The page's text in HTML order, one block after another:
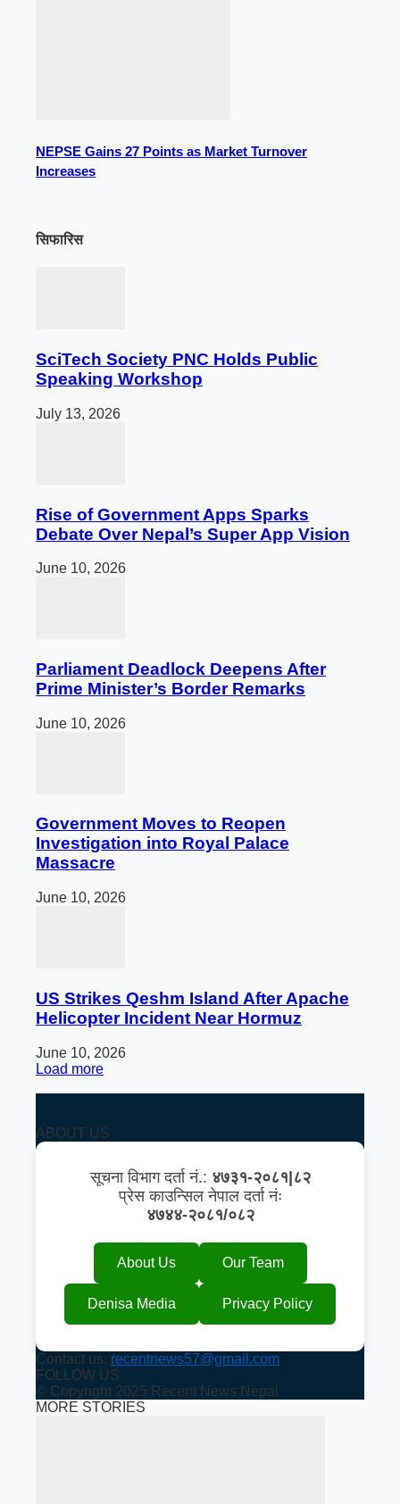
NEPSE Gains 27 Points as Market Turnover
Increases
सिफारिस
SciTech Society PNC Holds Public
Speaking Workshop
July 13, 2026
Rise of Government Apps Sparks
Debate Over Nepal’s Super App Vision
June 10, 2026
Parliament Deadlock Deepens After
Prime Minister’s Border Remarks
June 10, 2026
Government Moves to Reopen
Investigation into Royal Palace
Massacre
June 10, 2026
US Strikes Qeshm Island After Apache
Helicopter Incident Near Hormuz
June 10, 2026
Load more
ABOUT US
सूचना विभाग दर्ता नं.: ४७३१-२०८१|८२
प्रेस काउन्सिल नेपाल दर्ता नंः
४७४४-२०८१/०८२
About Us Our Team
Denisa Media Privacy Policy
Contact us: recentnews57@gmail.com
FOLLOW US
© Copyright 2025 Recent News Nepal
MORE STORIES